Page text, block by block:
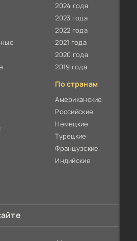
2024 года
2023 года
2022 года
2021 года
2020 года
2019 года
По странам
Американские
Российские
Немецкие
Турецкие
Французские
Индийские